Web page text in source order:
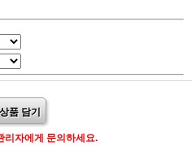
품 담기
리자에게 문의하세요.